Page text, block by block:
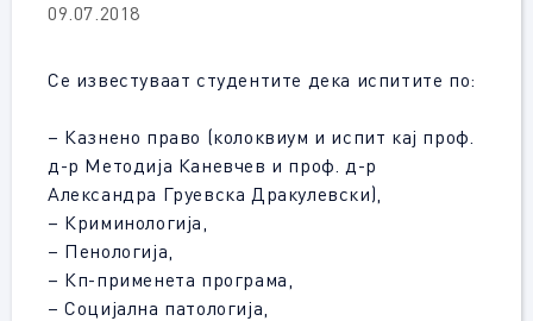
09.07.2018
Се известуваат студентите дека испитите по:
– Казнено право (колоквиум и испит кај проф.
д-р Методија Каневчев и проф. д-р
Александра Груевска Дракулевски),
– Криминологија,
– Пенологија,
– Кп-применета програма,
– Социјална патологија,